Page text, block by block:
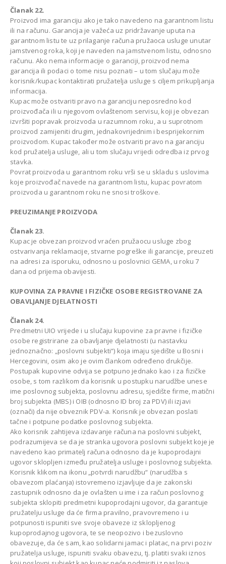
Članak 22.
Proizvod ima garanciju ako je tako navedeno na garantnom listu
ili na računu. Garancija je važeća uz pridržavanje uputa na
garantnom listu te uz prilaganje računa pružaoca usluge unutar
jamstvenog roka, koji je naveden na jamstvenom listu, odnosno
računu. Ako nema informacije o garanciji, proizvod nema
garancija ili podaci o tome nisu poznati – u tom slučaju može
korisnik/kupac kontaktirati pružatelja usluge s ciljem prikupljanja
informacija.
Kupac može ostvariti pravo na garanciju neposredno kod
proizvođača ili u njegovom ovlaštenom servisu, koji je obvezan
izvršiti popravak proizvoda u razumnom roku, a u suprotnom
proizvod zamijeniti drugim, jednakovrijednim i besprijekornim
proizvodom. Kupac također može ostvariti pravo na garanciju
kod pružatelja usluge, ali u tom slučaju vrijedi odredba iz prvog
stavka.
Povrat proizvoda u garantnom roku vrši se u skladu s uslovima
koje proizvođač navede na garantnom listu, kupac povratom
proizvoda u garantnom roku ne snosi troškove.
PREUZIMANJE PROIZVODA
Članak 23.
Kupac je obvezan proizvod vraćen pružaocu usluge zbog
ostvarivanja reklamacije, stvarne pogreške ili garancije, preuzeti
na adresi za isporuku, odnosno u poslovnici GEMA, u roku 7
dana od prijema obavijesti.
KUPOVINA ZA PRAVNE I FIZIČKE OSOBE REGISTROVANE ZA
OBAVLJANJE DJELATNOSTI
Članak 24.
Predmetni UIO vrijede i u slučaju kupovine za pravne i fizičke
osobe registrirane za obavljanje djelatnosti (u nastavku
jednoznačno: „poslovni subjekti“) koja imaju sjedište u Bosni i
Hercegovini, osim ako je ovim člankom određeno drukčije.
Postupak kupovine odvija se potpuno jednako kao i za fizičke
osobe, s tom razlikom da korisnik u postupku narudžbe unese
ime poslovnog subjekta, poslovnu adresu, sjedište firme, matični
broj subjekta (MBS) i OIB (odnosno ID broj za PDV) ili izjavi
(označi) da nije obveznik PDV-a. Korisnik je obvezan poslati
tačne i potpune podatke poslovnog subjekta.
Ako korisnik zahtijeva izdavanje računa na poslovni subjekt,
podrazumijeva se da je stranka ugovora poslovni subjekt koje je
navedeno kao primatelj računa odnosno da je kupoprodajni
ugovor sklopljen između pružatelja usluge i poslovnog subjekta.
Korisnik klikom na ikonu „potvrdi narudžbu“ (narudžba s
obavezom plaćanja) istovremeno izjavljuje da je zakonski
zastupnik odnosno da je ovlašten u ime i za račun poslovnog
subjekta sklopiti predmetni kupoprodajni ugovor, da garantuje
pružatelju usluge da će firma pravilno, pravovremeno i u
potpunosti ispuniti sve svoje obaveze iz sklopljenog
kupoprodajnog ugovora, te se neopozivo i bezuslovno
obavezuje, da će sam, kao solidarni jamac i platac, na prvi poziv
pružatelja usluge, ispuniti svaku obavezu, tj. platiti svaki iznos